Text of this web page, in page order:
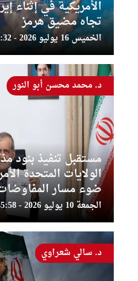
الأمريكية في إثناء
تجاه مضيق هرمز
الخميس 16 يوليو 2026 - 20:03:32
مستقبل تنفيذ بنود
الولايات المتحدة
ضوء مسار
الجمعة 10 يوليو 2026 - 14:45:58
د. محمد محسن أبو النور
د. سالي شعراوي